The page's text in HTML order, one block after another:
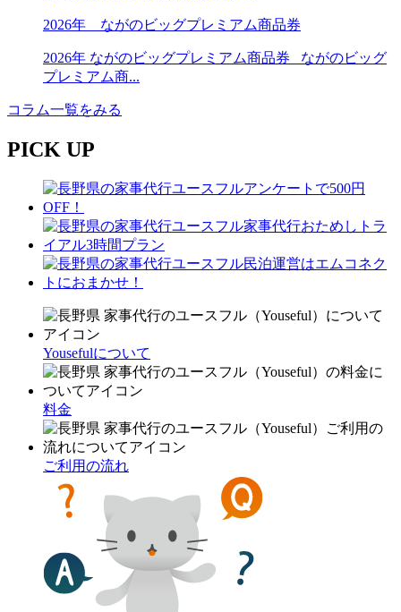
2026年 ながのビッグプレミアム商品券
2026年 ながのビッグプレミアム商品券 ながのビッグ
プレミアム商...
コラム一覧をみる
PICK UP
Yousefulについて
料金
ご利用の流れ